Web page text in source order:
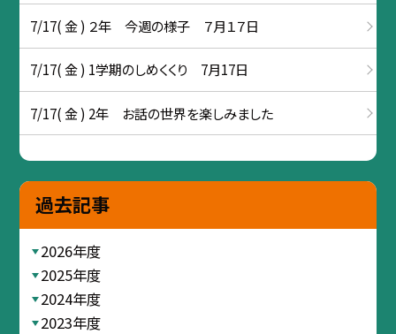
7/17( 金 ) ２年 今週の様子 ７月１７日
7/17( 金 ) 1学期のしめくくり 7月17日
7/17( 金 ) 2年 お話の世界を楽しみました
過去記事
2026年度
2025年度
2024年度
2023年度